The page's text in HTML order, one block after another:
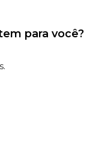
para você?